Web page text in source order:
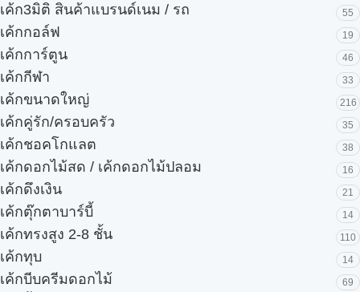
เค้ก3มิติ สินค้าแบรนด์เนม / รถ 55
เค้กกอล์ฟ 19
เค้กการ์ตูน 46
เค้กกีฬา 33
เค้กขนาดใหญ่ 216
เค้กคู่รัก/ครอบครัว 35
เค้กชอคโกแลต 38
เค้กดอกไม้สด / เค้กดอกไม้ปลอม 16
เค้กดึงเงิน 21
เค้กตุ๊กตาบาร์บี้ 14
เค้กทรงสูง 2-8 ชั้น 110
เค้กทุบ 14
เค้กบีบครีมดอกไม้ 69